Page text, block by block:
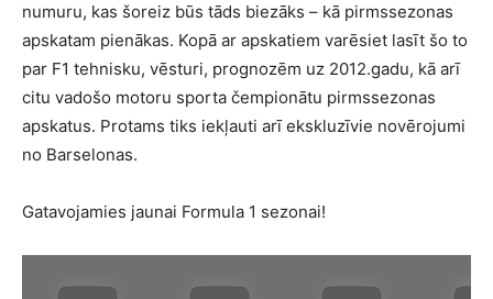
numuru, kas šoreiz būs tāds biezāks – kā pirmssezonas
apskatam pienākas. Kopā ar apskatiem varēsiet lasīt šo to
par F1 tehnisku, vēsturi, prognozēm uz 2012.gadu, kā arī
citu vadošo motoru sporta čempionātu pirmssezonas
apskatus. Protams tiks iekļauti arī ekskluzīvie novērojumi
no Barselonas.
Gatavojamies jaunai Formula 1 sezonai!